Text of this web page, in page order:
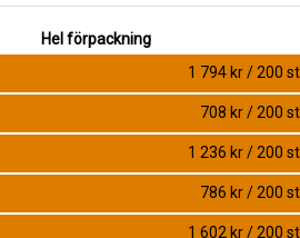
Hel förpackning
1 794 kr / 200 st
708 kr / 200 st
1 236 kr / 200 st
786 kr / 200 st
1 602 kr / 200 st